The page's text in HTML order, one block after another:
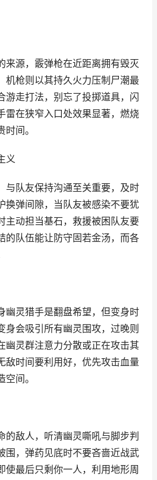
来源，霰弹枪在近距离拥有毁灭
机枪则以其持久火力压制尸潮最
游走打法，别忘了投掷道具，闪
雷在狭窄入口处效果显著，燃烧
间。
义
与队友保持沟通至关重要，及时
换弹间隙，当队友被感染不要犹
主动担当基石，救援被困队友要
的队伍能让防守固若金汤，而各
幽灵猎手是翻盘希望，但变身时
身会吸引所有幽灵围攻，过晚则
幽灵群注意力分散或正在攻击其
敌时间要利用好，优先攻击血量
间。
的敌人，听清幽灵嘶吼与脚步判
围，弹药见底时不要吝啬近战武
使最后只剩你一人，利用地形周